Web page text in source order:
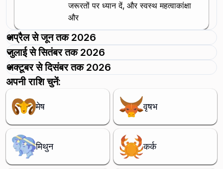
जरूरतों पर ध्यान दें, और स्वस्थ महत्वाकांक्षा
और
अप्रैल से जून तक 2026
जुलाई से सितंबर तक 2026
अक्टूबर से दिसंबर तक 2026
अपनी राशि चुनें:
मेष वृषभ
मिथुन कर्क